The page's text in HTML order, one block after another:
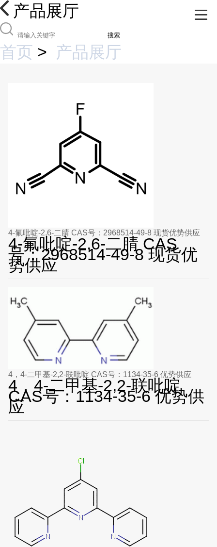
产品展厅
搜索
首页 > 产品展厅
4-氟吡啶-2,6-二腈 CAS号：2968514-49-8 现货优势供应
4-氟吡啶-2,6-二腈 CAS
号：2968514-49-8 现货优
势供应
4，4-二甲基-2,2-联吡啶 CAS号：1134-35-6 优势供应
4，4-二甲基-2,2-联吡啶
CAS号：1134-35-6 优势供
应